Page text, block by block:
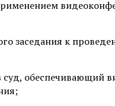
заседания к
суд, обеспечивающий